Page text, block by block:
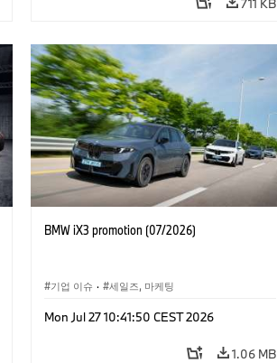
711 KB
BMW iX3 promotion (07/2026)
기업 이슈 · 세일즈, 마케팅
Mon Jul 27 10:41:50 CEST 2026
1.06 MB